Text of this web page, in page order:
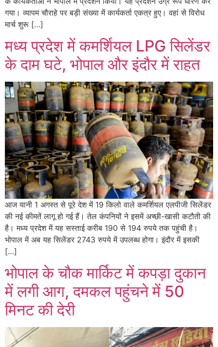
गया। व्यापम चौराहे पर बड़ी संख्या में कार्यकर्ता एकत्र हुए। वहां से विरोध
मार्च शुरू […]
मध्य प्रदेश में कमर्शियल LPG सिलेंडर
के दाम घटे, भोपाल और इंदौर में राहत
आज यानी 1 अगस्त से पूरे देश में 19 किलो वाले कमर्शियल एलपीजी सिलेंडर
की नई कीमतें लागू हो गई हैं। तेल कंपनियों ने इसमें अच्छी-खासी कटौती की
है। मध्य प्रदेश में यह सस्ताई करीब 190 से 194 रुपये तक पहुंची है।
भोपाल में अब यह सिलेंडर 2743 रुपये में उपलब्ध होगा। इंदौर में इसकी
[…]
भोपाल के चौक मार्किट में कपड़ा दुकान
में लगी आग, दमकल पहुंचने में 50
मिनट की देरी